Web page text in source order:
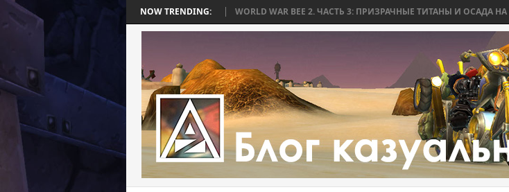
NOW TRENDING:
КОТОРАЯ ЗАКОНЧИЛАСЬ БЕЗ БИТВЫ WORLD WAR BEE 2. ЧАСТЬ 3: ПРИЗРАЧНЫЕ ТИТАНЫ И ОСАДА НА ИЗМОР